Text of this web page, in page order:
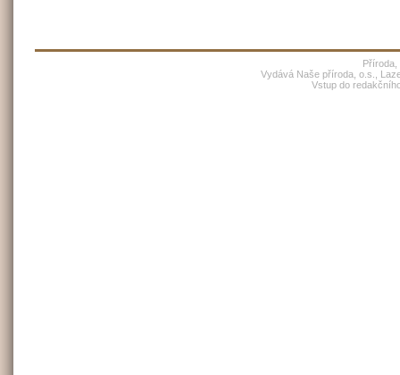
Příroda,
Vydává Naše příroda, o.s.,
Vstup do